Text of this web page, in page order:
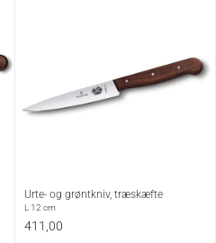
Urte- og grøntkniv, træskæfte
L 12 cm
411,00